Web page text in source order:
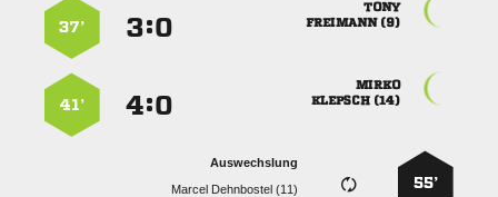

 
:
37’

 
:
41’
55’
Auswechslung
  